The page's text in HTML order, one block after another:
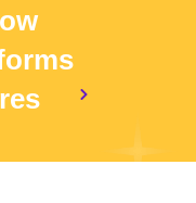
閲覧 志望する企業/
界への理解が深まり
短所を可視化できる
フィール画面でキャ
分析にも活用できま
田大学/東京工業大
旧 首都大学東京）/同